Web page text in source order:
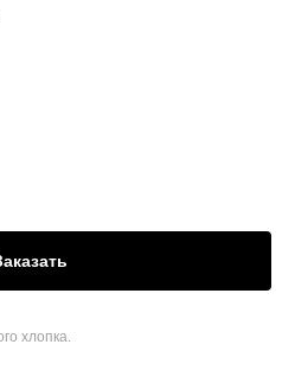
хлопка.